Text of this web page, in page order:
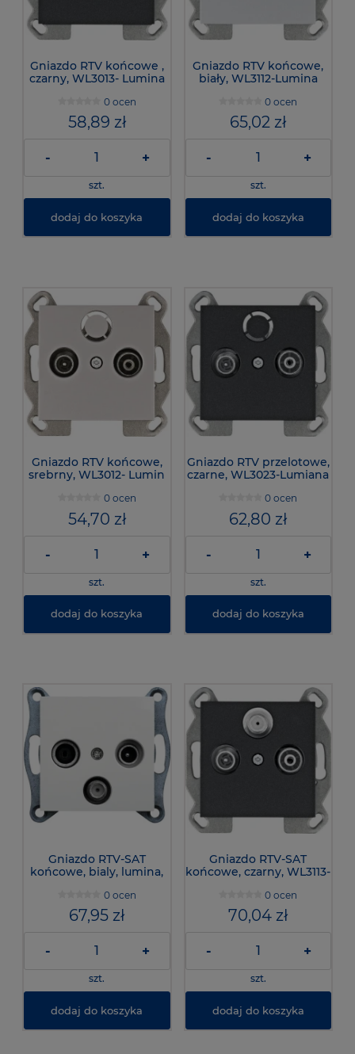
Gniazdo RTV końcowe ,
czarny, WL3013- Lumina
0 ocen
58,89 zł
- +
szt.
dodaj do koszyka
Gniazdo RTV końcowe,
biały, WL3112-Lumina
0 ocen
65,02 zł
- +
szt.
dodaj do koszyka
Gniazdo RTV końcowe,
srebrny, WL3012- Lumin
0 ocen
54,70 zł
- +
szt.
dodaj do koszyka
Gniazdo RTV przelotowe,
czarne, WL3023-Lumiana
0 ocen
62,80 zł
- +
szt.
dodaj do koszyka
Gniazdo RTV-SAT
końcowe, bialy, lumina,
0 ocen
67,95 zł
- +
szt.
dodaj do koszyka
Gniazdo RTV-SAT
końcowe, czarny, WL3113-
0 ocen
70,04 zł
- +
szt.
dodaj do koszyka